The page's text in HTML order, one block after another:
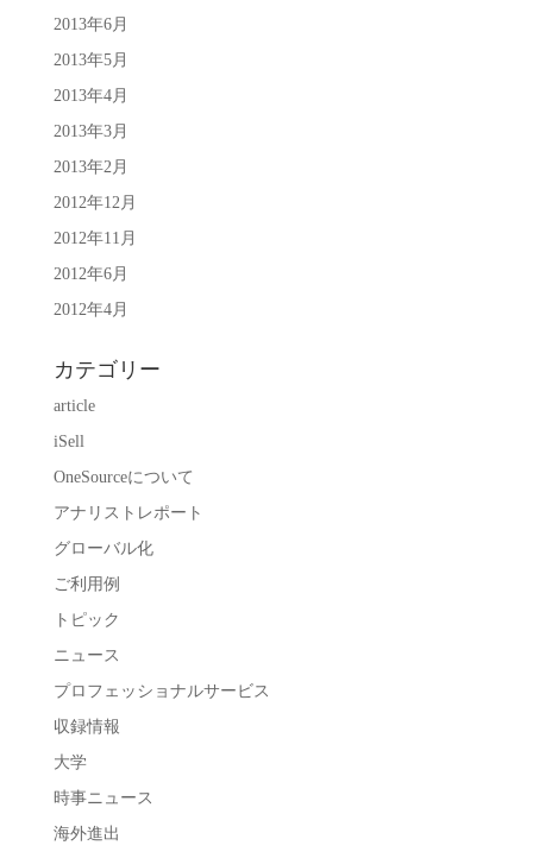
2013年6月
2013年5月
2013年4月
2013年3月
2013年2月
2012年12月
2012年11月
2012年6月
2012年4月
カテゴリー
article
iSell
OneSourceについて
アナリストレポート
グローバル化
ご利用例
トピック
ニュース
プロフェッショナルサービス
収録情報
大学
時事ニュース
海外進出